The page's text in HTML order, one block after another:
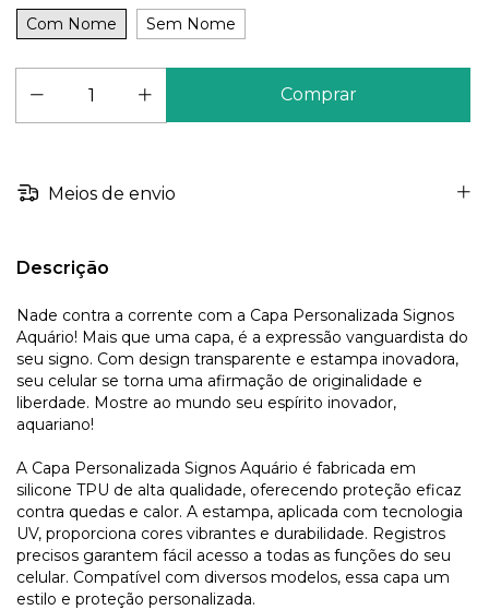
Com Nome
Sem Nome
Meios de envio
Descrição
Nade contra a corrente com a Capa Personalizada Signos
Aquário! Mais que uma capa, é a expressão vanguardista do
seu signo. Com design transparente e estampa inovadora,
seu celular se torna uma afirmação de originalidade e
liberdade. Mostre ao mundo seu espírito inovador,
aquariano!
A Capa Personalizada Signos Aquário é fabricada em
silicone TPU de alta qualidade, oferecendo proteção eficaz
contra quedas e calor. A estampa, aplicada com tecnologia
UV, proporciona cores vibrantes e durabilidade. Registros
precisos garantem fácil acesso a todas as funções do seu
celular. Compatível com diversos modelos, essa capa um
estilo e proteção personalizada.